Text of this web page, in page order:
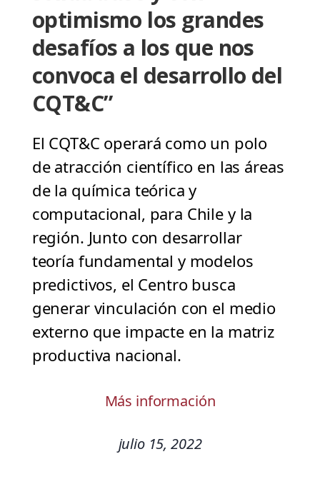
optimismo los grandes
desafíos a los que nos
convoca el desarrollo del
CQT&C”
El CQT&C operará como un polo
de atracción científico en las áreas
de la química teórica y
computacional, para Chile y la
región. Junto con desarrollar
teoría fundamental y modelos
predictivos, el Centro busca
generar vinculación con el medio
externo que impacte en la matriz
productiva nacional.
Más información
julio 15, 2022